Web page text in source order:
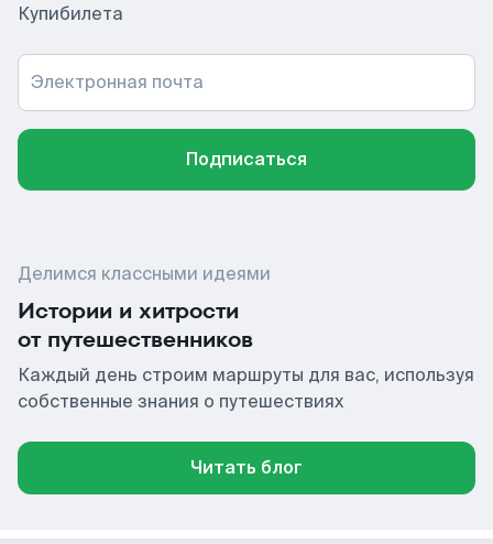
Купибилета
Электронная почта
Подписаться
Делимся классными идеями
Истории и хитрости
от путешественников
Каждый день строим маршруты для вас, используя
собственные знания о путешествиях
Читать блог